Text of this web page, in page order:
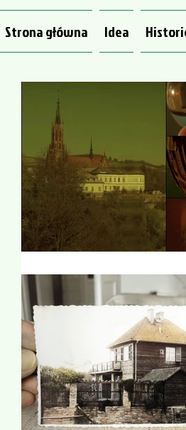
Strona główna Idea